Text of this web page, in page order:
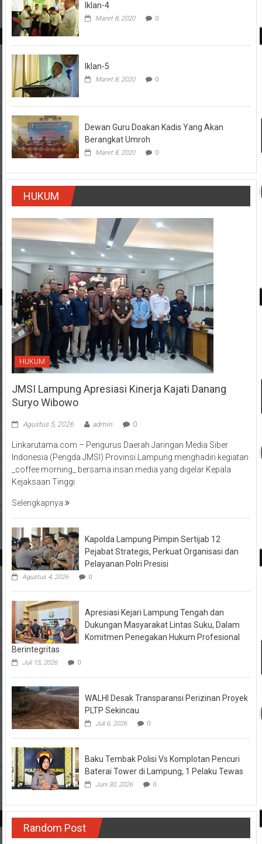
Iklan-4
Maret 8, 2020 0
Iklan-5
Maret 8, 2020 0
Dewan Guru Doakan Kadis Yang Akan
Berangkat Umroh
Maret 8, 2020 0
HUKUM
HUKUM
JMSI Lampung Apresiasi Kinerja Kajati Danang
Suryo Wibowo
Agustus 5, 2026 admin 0
Linkarutama.com – Pengurus Daerah Jaringan Media Siber
Indonesia (Pengda JMSI) Provinsi Lampung menghadiri kegiatan
_coffee morning_ bersama insan media yang digelar Kepala
Kejaksaan Tinggi
Selengkapnya
Kapolda Lampung Pimpin Sertijab 12
Pejabat Strategis, Perkuat Organisasi dan
Pelayanan Polri Presisi
Agustus 4, 2026 0
Apresiasi Kejari Lampung Tengah dan
Dukungan Masyarakat Lintas Suku, Dalam
Komitmen Penegakan Hukum Profesional
Berintegritas
Juli 15, 2026 0
WALHI Desak Transparansi Perizinan Proyek
PLTP Sekincau
Juli 6, 2026 0
Baku Tembak Polisi Vs Komplotan Pencuri
Baterai Tower di Lampung, 1 Pelaku Tewas
Juni 30, 2026 0
Random Post